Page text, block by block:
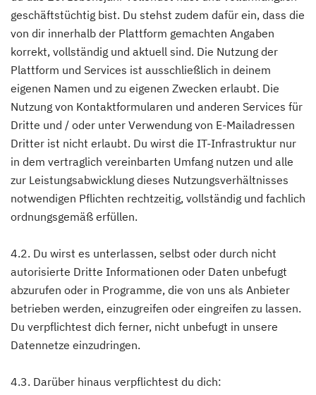
geschäftstüchtig bist. Du stehst zudem dafür ein, dass die
von dir innerhalb der Plattform gemachten Angaben
korrekt, vollständig und aktuell sind. Die Nutzung der
Plattform und Services ist ausschließlich in deinem
eigenen Namen und zu eigenen Zwecken erlaubt. Die
Nutzung von Kontaktformularen und anderen Services für
Dritte und / oder unter Verwendung von E-Mailadressen
Dritter ist nicht erlaubt. Du wirst die IT-Infrastruktur nur
in dem vertraglich vereinbarten Umfang nutzen und alle
zur Leistungsabwicklung dieses Nutzungsverhältnisses
notwendigen Pflichten rechtzeitig, vollständig und fachlich
ordnungsgemäß erfüllen.
4.2. Du wirst es unterlassen, selbst oder durch nicht
autorisierte Dritte Informationen oder Daten unbefugt
abzurufen oder in Programme, die von uns als Anbieter
betrieben werden, einzugreifen oder eingreifen zu lassen.
Du verpflichtest dich ferner, nicht unbefugt in unsere
Datennetze einzudringen.
4.3. Darüber hinaus verpflichtest du dich: